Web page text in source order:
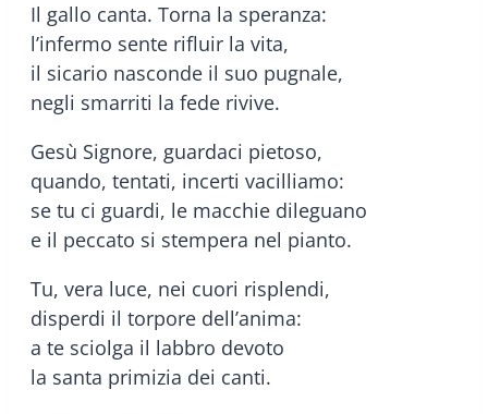
Il gallo canta. Torna la speranza:
l’infermo sente rifluir la vita,
il sicario nasconde il suo pugnale,
negli smarriti la fede rivive.
Gesù Signore, guardaci pietoso,
quando, tentati, incerti vacilliamo:
se tu ci guardi, le macchie dileguano
e il peccato si stempera nel pianto.
Tu, vera luce, nei cuori risplendi,
disperdi il torpore dell’anima:
a te sciolga il labbro devoto
la santa primizia dei canti.